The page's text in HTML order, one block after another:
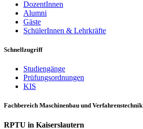
DozentInnen
Alumni
Gäste
SchülerInnen & Lehrkräfte
Schnellzugriff
Studiengänge
Prüfungsordnungen
KIS
Fachbereich Maschinenbau und Verfahrenstechnik
RPTU in Kaiserslautern